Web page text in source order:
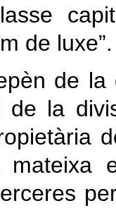
de luxe”.
de la
de la
mateixa